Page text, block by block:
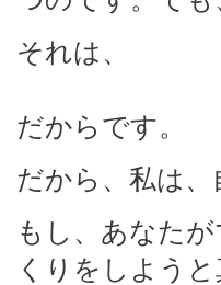
それは、
だからです。
だから、私は
もし、あなた
くりをしよう